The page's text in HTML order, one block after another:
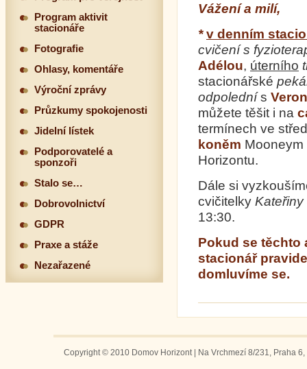
Vážení a milí,
*v denním
cvičení s
Adélou, úterního
stacionářské
odpolednís
můžete těšit i na
termínech ve
koněm
Horizontu.
Dále si
cvičitelky
13:30.
Pokud se těchto
stacionář
domluvíme se.
Program aktivit
stacionáře
Fotografie
Ohlasy, komentáře
Výroční zprávy
Průzkumy spokojenosti
Jidelní lístek
Podporovatelé a
sponzoři
Stalo se…
Dobrovolnictví
GDPR
Praxe a stáže
Nezařazené
Copyright © 2010 Domov Horizont | Na Vrchmezí 8/231, Praha